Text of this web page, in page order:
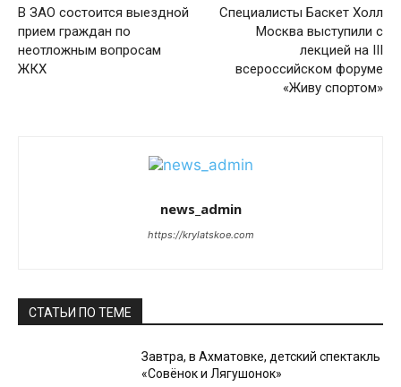
В ЗАО состоится выездной
прием граждан по
неотложным вопросам
ЖКХ
Специалисты Баскет Холл
Москва выступили с
лекцией на III
всероссийском форуме
«Живу спортом»
news_admin
https://krylatskoe.com
СТАТЬИ ПО ТЕМЕ
Завтра, в Ахматовке, детский спектакль
«Совёнок и Лягушонок»